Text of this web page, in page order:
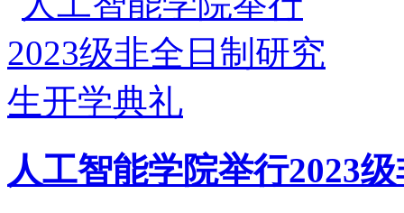
人工智能学院举行2023